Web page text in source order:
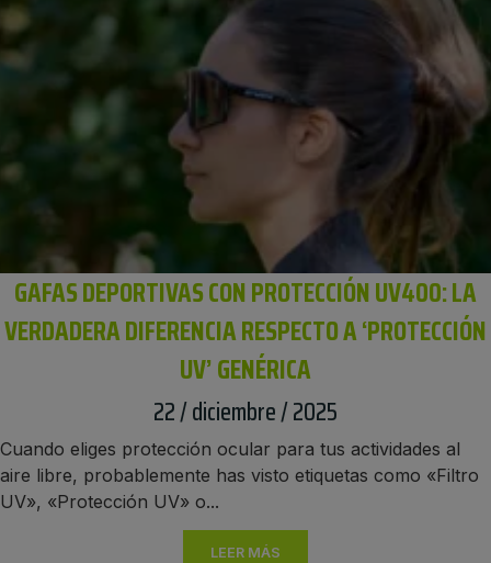
GAFAS DEPORTIVAS CON PROTECCIÓN UV400: LA
VERDADERA DIFERENCIA RESPECTO A ‘PROTECCIÓN
UV’ GENÉRICA
22 / diciembre / 2025
Cuando eliges protección ocular para tus actividades al
aire libre, probablemente has visto etiquetas como «Filtro
UV», «Protección UV» o...
LEER MÁS